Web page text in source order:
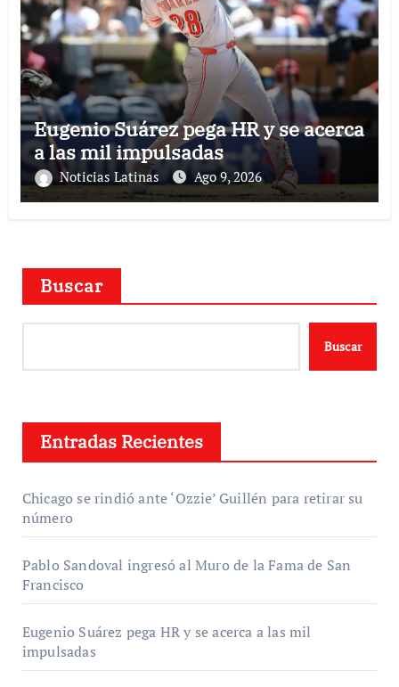
Eugenio Suárez pega HR y se acerca
a las mil impulsadas
Noticias Latinas Ago 9, 2026
Buscar
Buscar
Entradas Recientes
Chicago se rindió ante ‘Ozzie’ Guillén para retirar su
número
Pablo Sandoval ingresó al Muro de la Fama de San
Francisco
Eugenio Suárez pega HR y se acerca a las mil
impulsadas